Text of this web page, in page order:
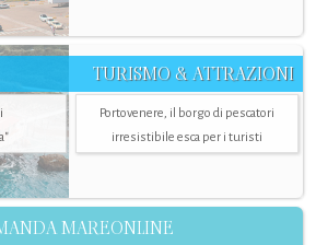
TURISMO & ATTRAZIONI
Portovenere, il borgo di pescatori
irresistibile esca per i turisti
MAREONLINE